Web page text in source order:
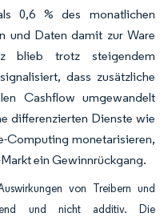
0,6 % des monatlichen
und Daten damit zur Ware
blieb trotz steigendem
dass zusätzliche
Cashflow umgewandelt
differenzierten Dienste wie
Computing monetarisieren,
ein Gewinnrückgang.
von Treibern und
und nicht additiv. Die